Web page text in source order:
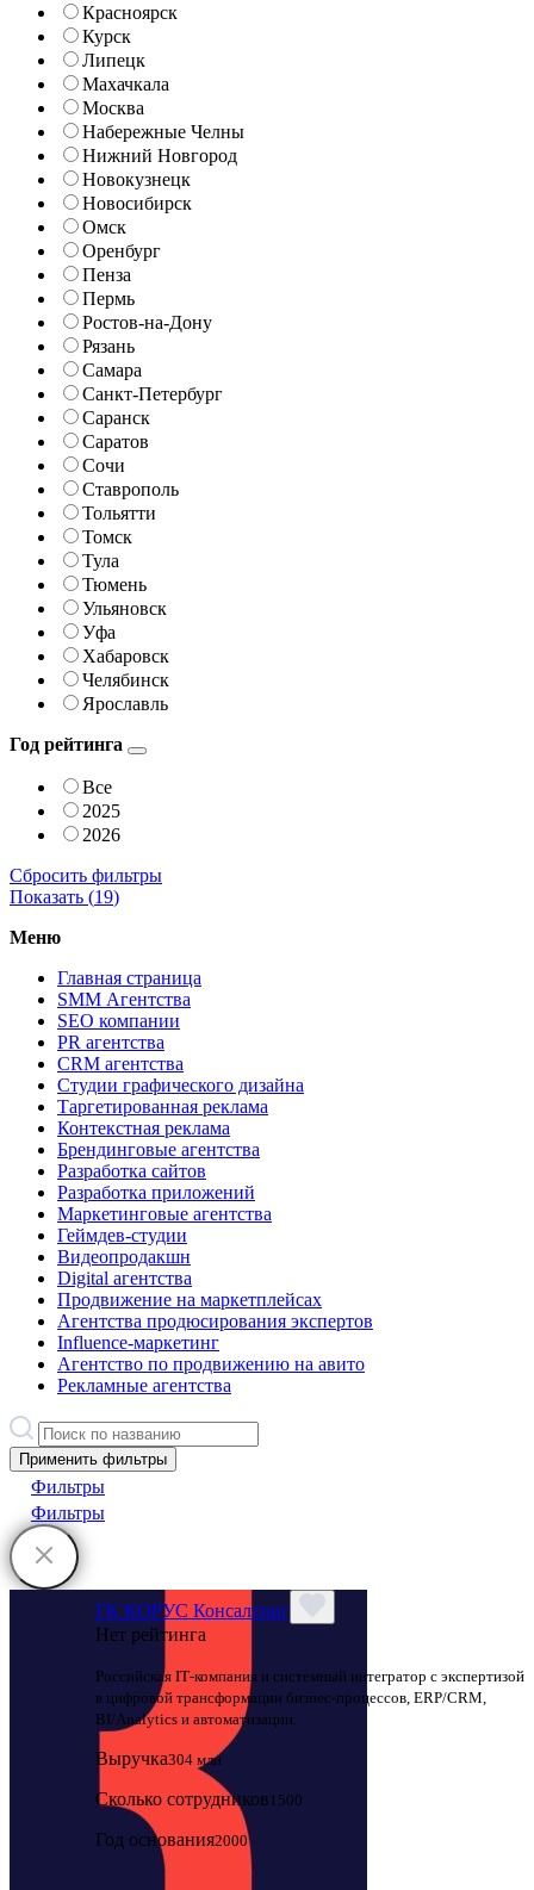
Красноярск
Курск
Липецк
Махачкала
Москва
Набережные Челны
Нижний Новгород
Новокузнецк
Новосибирск
Омск
Оренбург
Пенза
Пермь
Ростов-на-Дону
Рязань
Самара
Санкт-Петербург
Саранск
Саратов
Сочи
Ставрополь
Тольятти
Томск
Тула
Тюмень
Ульяновск
Уфа
Хабаровск
Челябинск
Ярославль
Год рейтинга
Все
2025
2026
Сбросить фильтры
Показать (19)
Меню
Главная страница
SMM Агентства
SEO компании
PR агентства
CRM агентства
Студии графического дизайна
Таргетированная реклама
Контекстная реклама
Брендинговые агентства
Разработка сайтов
Разработка приложений
Маркетинговые агентства
Геймдев-студии
Видеопродакшн
Digital агентства
Продвижение на маркетплейсах
Агентства продюсирования экспертов
Influence-маркетинг
Агентство по продвижению на авито
Рекламные агентства
Применить фильтры
Фильтры
Фильтры
ГК КОРУС Консалтинг
Нет рейтинга
Российская IT‑компания и системный интегратор с экспертизой
в цифровой трансформации бизнес‑процессов, ERP/CRM,
BI/Analytics и автоматизации.
Выручка304 млн
Сколько сотрудников1500
Год основания2000